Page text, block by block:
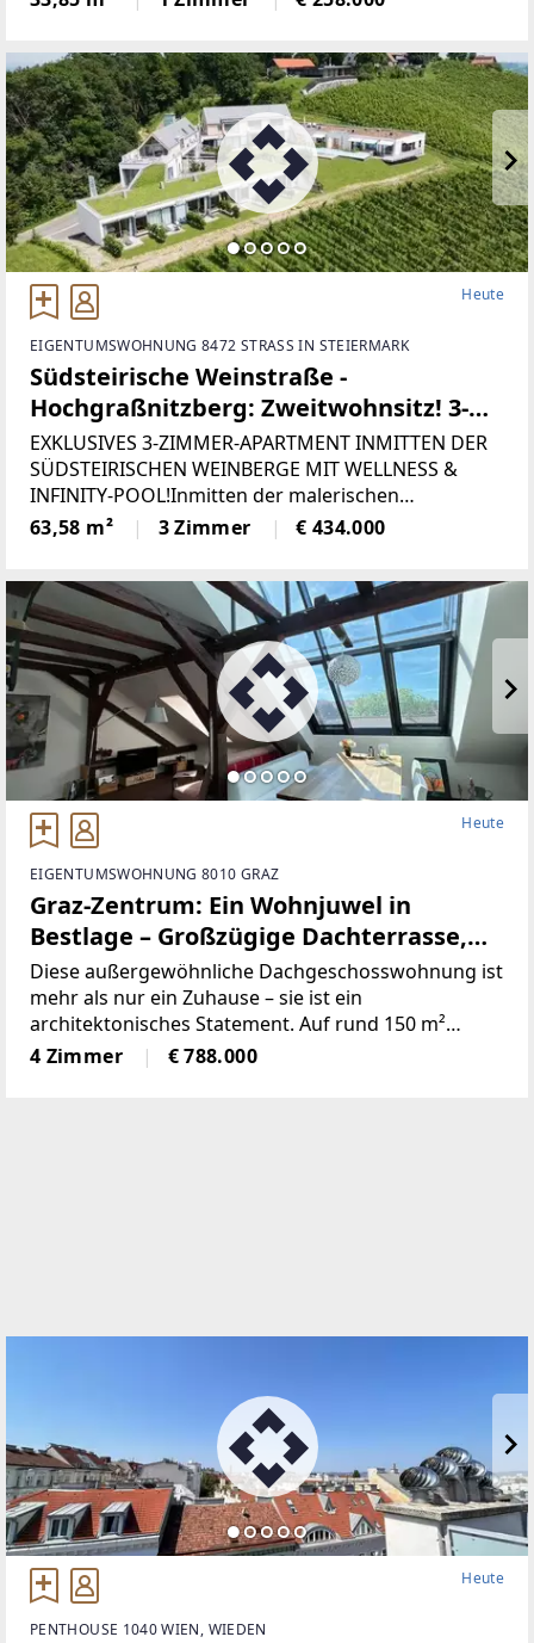
dieses außergewöhnliche 1-Zimmer-Apartment als
Heute
EIGENTUMSWOHNUNG 8472 STRASS IN STEIERMARK
Südsteirische Weinstraße -
Hochgraßnitzberg: Zweitwohnsitz! 3-
Zimmer-Apartment mit Dachterrasse
und viel Privatsphäre, Wellnessbereich,
Fitnessraum & Infinity-Pool!
EXKLUSIVES 3-ZIMMER-APARTMENT INMITTEN DER
SÜDSTEIRISCHEN WEINBERGE MIT WELLNESS &
INFINITY-POOL!Inmitten der malerischen
Weinlandschaft der Südsteiermark präsentiert sich
dieses außergewöhnliche 3-Zimmer-Apartment als
63,58 m² 3 Zimmer € 434.000
Heute
EIGENTUMSWOHNUNG 8010 GRAZ
Graz-Zentrum: Ein Wohnjuwel in
Bestlage – Großzügige Dachterrasse,
Klimaanlage, lichtdurchflutete Räume
& unverbaubarer Schlossbergblick
Diese außergewöhnliche Dachgeschosswohnung ist
mehr als nur ein Zuhause – sie ist ein
architektonisches Statement. Auf rund 150 m²
Wohnnutzfläche erwartet Sie ein einzigartiges
Wohnkonzept, das Großzügigkeit, Licht und Design
4 Zimmer € 788.000
Heute
PENTHOUSE 1040 WIEN, WIEDEN